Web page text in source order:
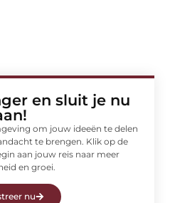
en sluit je nu
om jouw ideeën te delen
te brengen. Klik op de
aan jouw reis naar meer
en groei.
nu